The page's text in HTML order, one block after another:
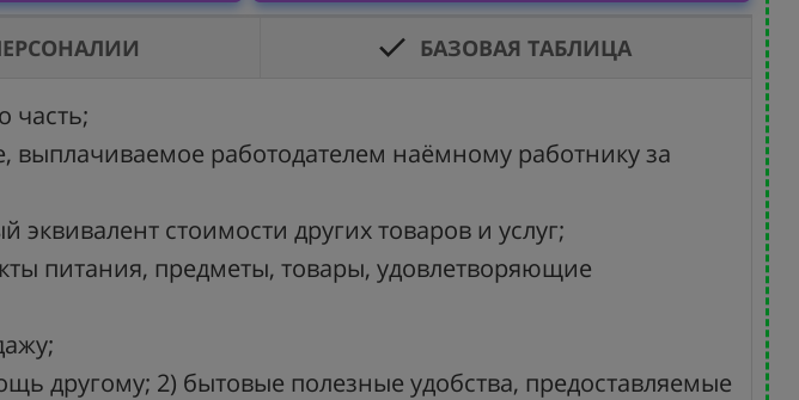
БАЗОВАЯ ТАБЛИЦА
часть;
выплачиваемое работодателем наёмному работнику за
стоимости других товаров и услуг;
питания, предметы, товары, удовлетворяющие
другому; 2) бытовые полезные удобства, предоставляемые